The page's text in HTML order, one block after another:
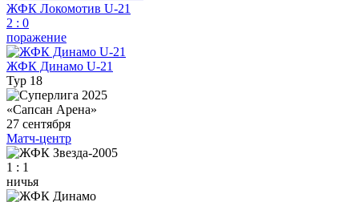
ЖФК Локомотив U-21
2 : 0
поражение
ЖФК Динамо U-21
Тур 18
«Сапсан Арена»
27 сентября
Матч-центр
1 : 1
ничья